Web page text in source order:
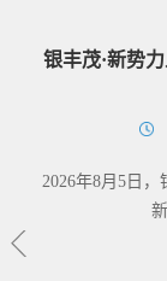
银丰茂·新势
2026年8月5日